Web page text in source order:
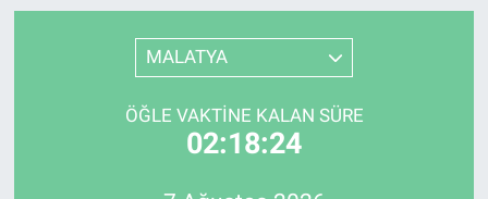
MALATYA
ÖĞLE VAKTİNE KALAN SÜRE
02:18:24
Süper Lig Puan Durumu ve Fikstür
Son Dakika Haberleri